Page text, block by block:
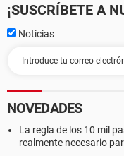
¡SUSCRÍBETE A
Noticias
NOVEDADES
La regla de los 10 mil
realmente necesario